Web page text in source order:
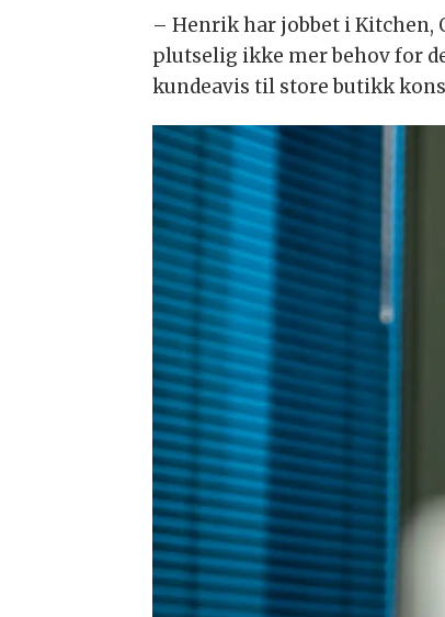
– Henrik har jobbet i Kitchen,
plutselig ikke mer behov for
kundeavis til store butikk